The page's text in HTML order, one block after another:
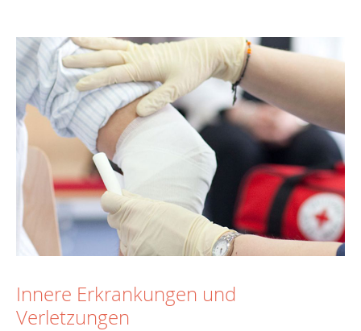
Innere Erkrankungen und
Verletzungen